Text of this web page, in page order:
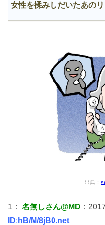
女性を揉みしだいたあのリ
出典：
1： 名無しさん@MD ：
ID:hB/M/8jB0.net